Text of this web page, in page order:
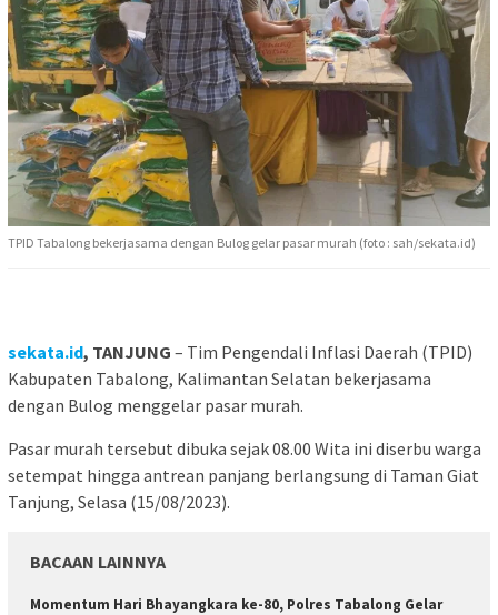
TPID Tabalong bekerjasama dengan Bulog gelar pasar murah (foto : sah/sekata.id)
sekata.id, TANJUNG – Tim Pengendali Inflasi Daerah (TPID)
Kabupaten Tabalong, Kalimantan Selatan bekerjasama
dengan Bulog menggelar pasar murah.
Pasar murah tersebut dibuka sejak 08.00 Wita ini diserbu warga
setempat hingga antrean panjang berlangsung di Taman Giat
Tanjung, Selasa (15/08/2023).
BACAAN LAINNYA
Momentum Hari Bhayangkara ke-80, Polres Tabalong Gelar